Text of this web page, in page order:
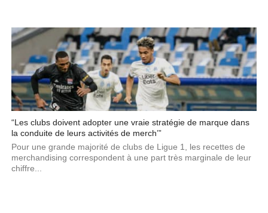
“Les clubs doivent adopter une vraie stratégie de marque dans
la conduite de leurs activités de merch’”
Pour une grande majorité de clubs de Ligue 1, les recettes de
merchandising correspondent à une part très marginale de leur
chiffre...